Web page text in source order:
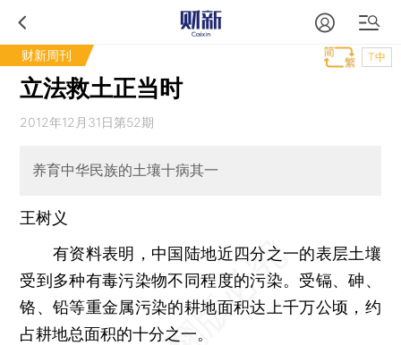
财新周刊 T中
立法救土正当时
2012年12月31日第52期
养育中华民族的土壤十病其一
王树义
有资料表明，中国陆地近四分之一的表层土壤
受到多种有毒污染物不同程度的污染。受镉、砷、
铬、铅等重金属污染的耕地面积达上千万公顷，约
占耕地总面积的十分之一。